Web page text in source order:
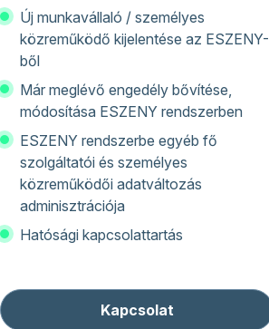
Új munkavállaló / személyes
közreműködő kijelentése az ESZENY-
ből
Már meglévő engedély bővítése,
módosítása ESZENY rendszerben
ESZENY rendszerbe egyéb fő
szolgáltatói és személyes
közreműködői adatváltozás
adminisztrációja
Hatósági kapcsolattartás
Kapcsolat